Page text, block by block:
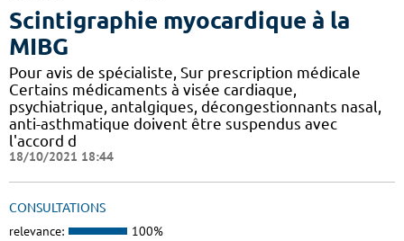
Scintigraphie myocardique à la
MIBG
Pour avis de spécialiste, Sur prescription médicale
Certains médicaments à visée cardiaque,
psychiatrique, antalgiques, décongestionnants nasal,
anti-asthmatique doivent être suspendus avec
l'accord d
18/10/2021 18:44
CONSULTATIONS
relevance: 100%